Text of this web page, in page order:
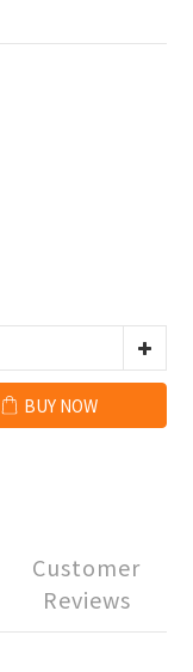
BUY NOW
Customer
Reviews